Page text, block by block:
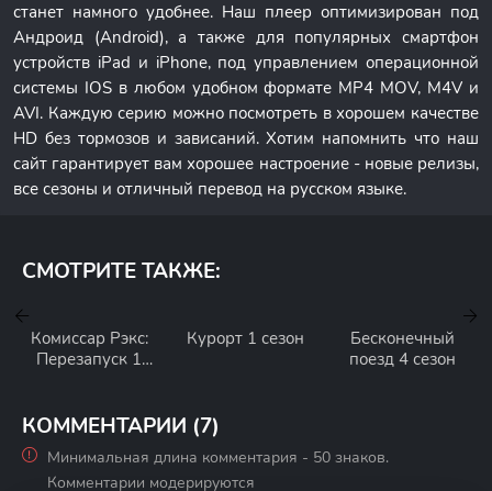
станет намного удобнее. Наш плеер оптимизирован под
Андроид (Android), а также для популярных смартфон
устройств iPad и iPhone, под управлением операционной
системы IOS в любом удобном формате MP4 MOV, M4V и
AVI. Каждую серию можно посмотреть в хорошем качестве
HD без тормозов и зависаний. Хотим напомнить что наш
сайт гарантирует вам хорошее настроение - новые релизы,
все сезоны и отличный перевод на русском языке.
СМОТРИТЕ ТАКЖЕ:
Комиссар Рэкс:
Перезапуск 1
Курорт 1 сезон
Бесконечный
поезд 4 сезон
КОММЕНТАРИИ (7)
Минимальная длина комментария - 50 знаков.
Комментарии модерируются